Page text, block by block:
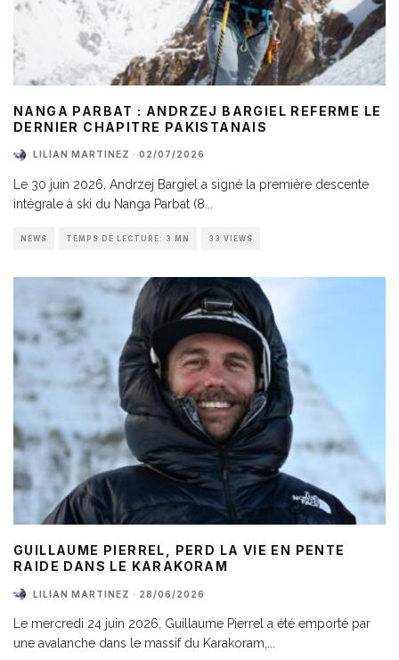
NANGA PARBAT : ANDRZEJ BARGIEL REFERME LE
DERNIER CHAPITRE PAKISTANAIS
LILIAN MARTINEZ · 02/07/2026
Le 30 juin 2026, Andrzej Bargiel a signé la première descente
intégrale à ski du Nanga Parbat (8
NEWS TEMPS DE LECTURE: 3 MN 33 VIEWS
GUILLAUME PIERREL, PERD LA VIE EN PENTE
RAIDE DANS LE KARAKORAM
LILIAN MARTINEZ · 28/06/2026
Le mercredi 24 juin 2026, Guillaume Pierrel a été emporté par
une avalanche dans le massif du Karakoram,...